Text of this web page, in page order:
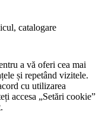
catalogare
a vă oferi cea mai
și repetând vizitele.
cu utilizarea
accesa „Setări cookie”